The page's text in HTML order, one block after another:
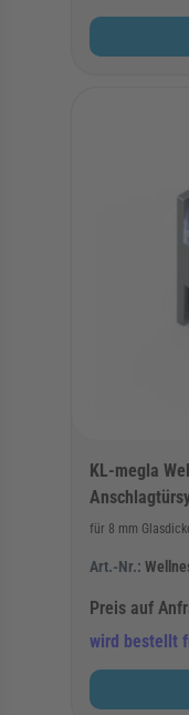
KL-megla
für 8 mm
Art.-Nr.:
Preis auf
wird bestellt